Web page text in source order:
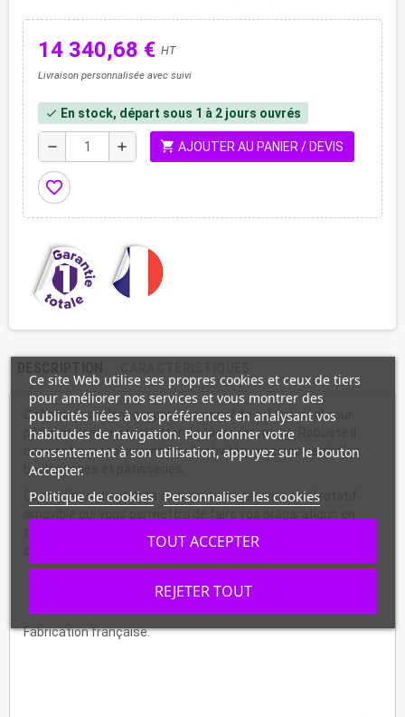
14 340,68 € HT
Livraison personnalisée avec suivi
check En stock, départ sous 1 à 2 jours ouvrés
remove add shopping_cart AJOUTER AU PANIER / DEVIS
favorite_border
Ce batteur mélangeur professionnel de sol est idéal pour
pétrir, mélanger et fouetter de façon intensive. Robuste il
convient aux restaurants, collectivités, cuisines centrales,
boulangeries et pâtisseries.
Ce modèle sol est doté d'un écran protecteur en fil rotatif
Fabrication française.
Ce site Web utilise ses propres cookies et ceux de tiers
pour améliorer nos services et vous montrer des
publicités liées à vos préférences en analysant vos
habitudes de navigation. Pour donner votre
consentement à son utilisation, appuyez sur le bouton
Accepter.
Politique de cookies Personnaliser les cookies
REJETER TOUT
TOUT ACCEPTER